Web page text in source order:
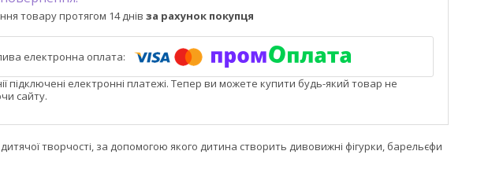
товару протягом 14 днів за рахунок покупця
підключені електронні платежі. Тепер ви можете купити будь-який товар не
сайту.
творчості, за допомогою якого дитина створить дивовижні фігурки, барельєфи